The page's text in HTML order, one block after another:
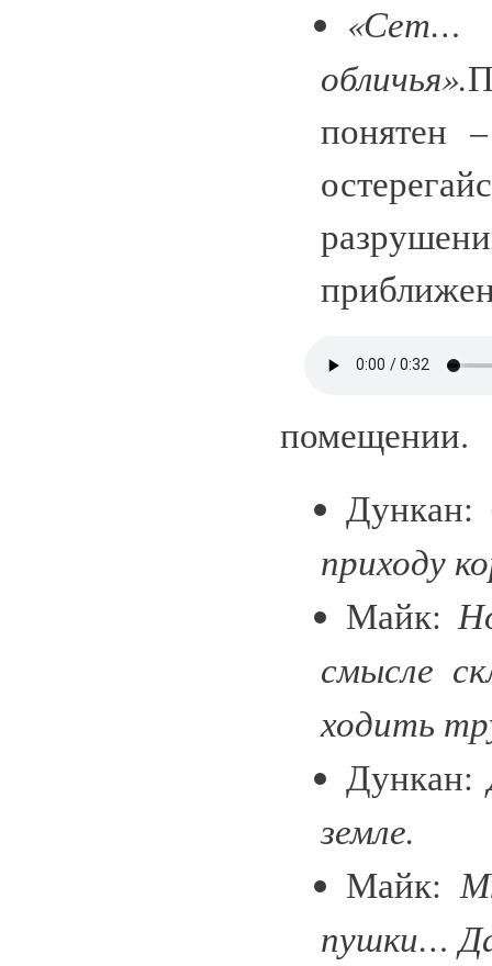
обличья».
понятен
помещении.
Дункан:
приходу
Майк:
смысле
ходить
Дункан:
земле.
Майк:
пушки…